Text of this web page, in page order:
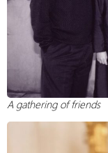
A gathering of friends